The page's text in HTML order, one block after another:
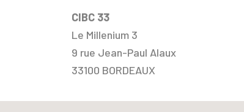
CIBC 33
Le Millenium 3
9 rue Jean-Paul Alaux
33100 BORDEAUX